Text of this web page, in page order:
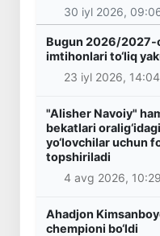
30 iyl 2026,
Bugun 2026/2027-
imtihonlari to‘liq
23 iyl 2026, 14:04
"Alisher Navoiy"
bekatlari
yo‘lovchilar uchun
topshiriladi
4 avg 2026, 10:29
Ahadjon
chempioni bo‘ldi